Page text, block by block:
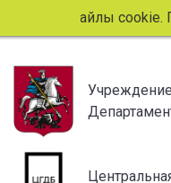
файлы cookie.